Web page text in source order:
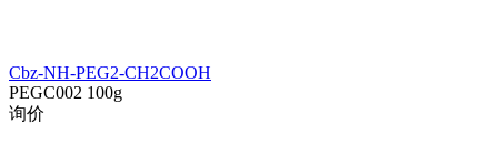
Cbz-NH-PEG2-CH2COOH
PEGC002 100g
询价